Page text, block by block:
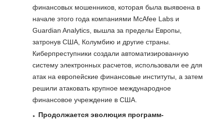
финансовых мошенников, которая была выявоена в
начале этого года компаниями McAfee Labs и
Guardian Analytics, вышла за пределы Европы,
затронув США, Колумбию и другие страны.
Киберпреступники создали автоматизированную
систему электронных расчетов, использовали ее для
атак на европейские финансовые институты, а затем
решили атаковать крупное международное
финансовое учреждение в США.
Продолжается эволюция программ-